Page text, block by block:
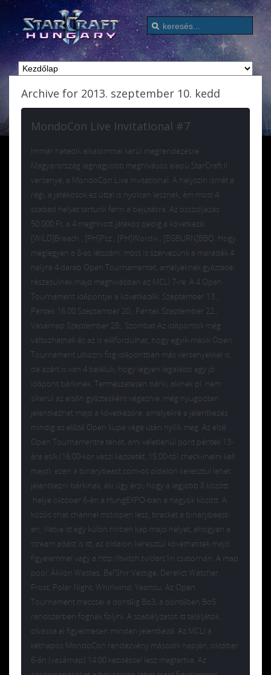
Archive for 2013. szeptember 10. kedd
MondoCon Live Invitational #7
Immár hetedik alkalommal kerül megrendezésre
Magyarország legnagyobb meghívásos alapú StarCraft II
versenye, a MondoCon Live Invitational. A helyszín ismét a
régi, a játékosok ez úttal is nyolcan lesznek, ám most 4
szabad helyet tartunk fenn a bejutásra. Az összdíjazás
50.000 Ft, a 4 meghívott játékos pedig a következő:
[WiLD]Breach , [PH]Psz , [PH]Wordix , [EGBURN]BBQ. Hogy
meglegyen a 8-as létszám, most is szervezünk a maradék 4
helyre 4 darab Open Tournamentet, amelyeknek győztesei
részesülnek majd meghívásban az MCLI 7-re. A 4 Open
Tournament időpontjai a következők: Szeptember 13.,
Péntek 16:00 Szeptember 20., Péntek Szeptember 22.,
Vasárnap Szeptember 28., Szombat Az időpontok még
változhatnak és az is előfordulhat, hogy egyik-másik Open
Tournament ütközni fog időpontban más versenyekkel is,
de azért is van 4 belőlük, hogy legyen legalább egy jó
időpont bárkinek. Természetesen bárki, akinek pl. nem
sikerül az elsőn győztesként végeznie, még nyugodtan
jelentkezhet majd a következőre, amelyekre a jelentkezés
mindig az előző Open kupa vége után nyílik meg. Az első
Open Tournamentre tehát, ami véletlenül pont péntek 13-
ára esik (16:00-kor veszi kezdetét, 15:00-tól check-inelni kell
majd), ezen a binarybeast.com-os oldalon keresztül lehet
jelentkezni bárkinek, aki úgy érzi, hogy a legjobb 8 között
helye október 6-án a HungEXPO-ban a nagyok között. A
közös chat channel mcliopen lesz, bracket a binarybeast-
en, illetve itt egy külön hírben kap majd helyet, ahogyan a
stream adást is itt, az oldalon keresztül követhetitek majd
figyelemmel vagy a http://twitch.tv/darc1n csatornán. A map
pool: Akilon Wastes, Bel’Shir Vestige, Derelict Watcher,
Frost, Polar Night, Whirlwind, Yeonsu. Az Open
Tournament meccsei a döntőig Bo3, a döntőben Bo5
rendszerben fognak folyni. A szabályzatot itt találjátok,
olvassa el figyelmesen minden jelentkező. Az MCLI a
kétnapos MondoCon rendezvény második napján, október
6-án (vasárnap) 14:00 kezdéssel lesz megtartva. Az